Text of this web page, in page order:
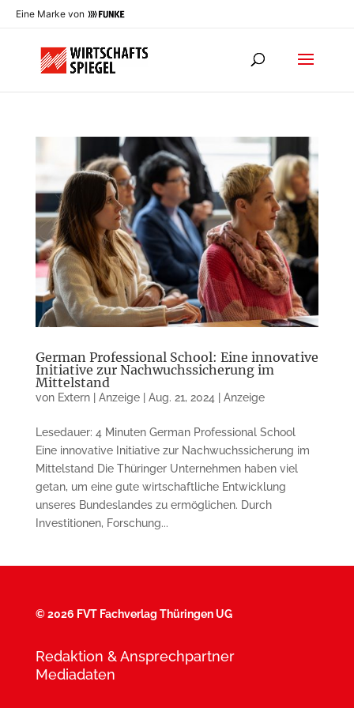
Eine Marke von
German Professional School: Eine innovative
Initiative zur Nachwuchssicherung im
Mittelstand
von Extern | Anzeige| Aug. 21, 2024 Anzeige
Lesedauer: 4 Minuten German Professional School
Eine innovative Initiative zur Nachwuchssicherung im
Mittelstand Die Thüringer Unternehmen haben viel
getan, um eine gute wirtschaftliche Entwicklung
unseres Bundeslandes zu ermöglichen. Durch
Investitionen, Forschung...
©2026 FVT Fachverlag Thüringen UG
Redaktion & Ansprechpartner
Mediadaten